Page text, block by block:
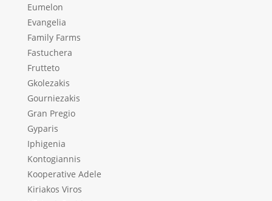
Eumelon
Evangelia
Family Farms
Fastuchera
Frutteto
Gkolezakis
Gourniezakis
Gran Pregio
Gyparis
Iphigenia
Kontogiannis
Kooperative Adele
Kiriakos Viros